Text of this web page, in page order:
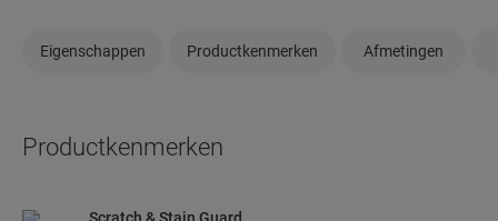
Eigenschappen Productkenmerken Afmetingen
Productkenmerken